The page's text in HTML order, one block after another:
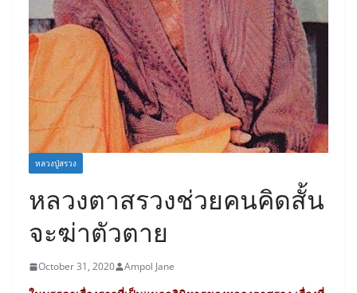
หลวงปู่สรวง
หลวงตาสรวงช่วยคนคิดสั้น
จะฆ่าตัวตาย
October 31, 2020 Ampol Jane